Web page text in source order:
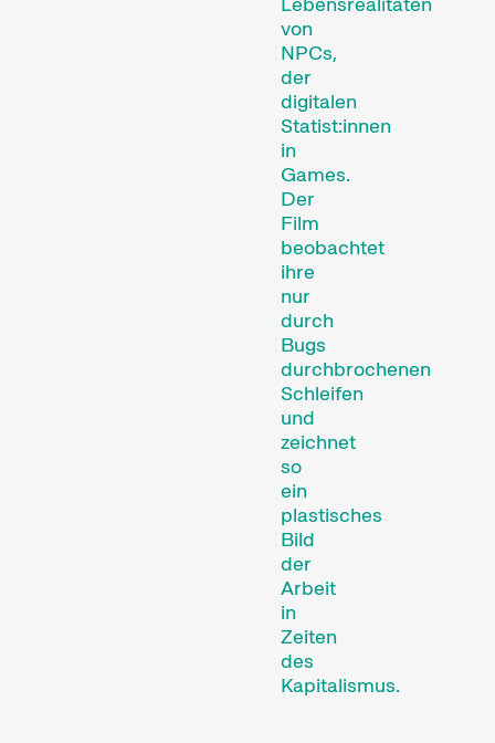
von
NPCs,
der
digitalen
Statist:innen
in
Games.
Der
Film
beobachtet
ihre
nur
durch
Bugs
durchbrochenen
Schleifen
und
zeichnet
so
ein
plastisches
Bild
der
Arbeit
in
Zeiten
des
Kapitalismus.
Kurzfilmtage Winterthur
Wettbewerbe
Aktuelle Kurzfilme aus der
ganzen Welt. Am
Sonntagabend werden die
vielversprechendsten
Kurzfilme ausgezeichnet.
Hors Concours